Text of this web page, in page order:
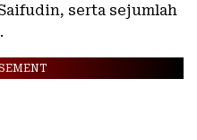
serta sejumlah